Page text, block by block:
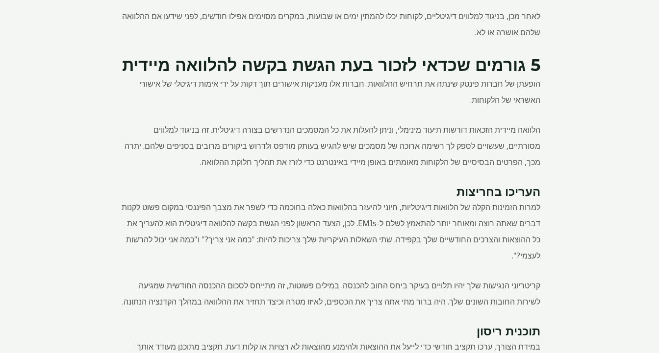
לאחר מכן, בניגוד למלווים דיגיטליים, לקוחות יכלו להמתין ימים או שבועות, במקרים מסוימים אפילו חודשים, לפני שידעו אם ההלוואה
שלהם אושרה או לא.
5 גורמים שכדאי לזכור בעת הגשת בקשה להלוואה מיידית
הופעתן של חברות פינטק שינתה את תרחיש ההלוואות. חברות אלו מעניקות אישורים תוך דקות על ידי אימות דיגיטלי של אישורי
האשראי של הלקוחות.
הלוואה מיידית הזכאות דורשות תיעוד מינימלי, וניתן להעלות את כל המסמכים הנדרשים בצורה דיגיטלית. זה בניגוד למלווים
מסורתיים, שעשויים לספק לך רשימה ארוכה של מסמכים שיש להגיש בעותק מודפס ולדרוש ביקורים מרובים בסניפים שלהם. יתרה
מכך, הפרטים הבסיסיים של הלקוחות מאומתים באופן מיידי באינטרנט כדי לזרז את תהליך חלוקת ההלוואה.
העריכו בחריצות
למרות הזמינות הקלה של הלוואות דיגיטליות, חיוני להיעזר בהלוואות כאלה בחוכמה כדי לשפר את מצבך הפיננסי במקום פשוט לקנות
דברים שאתה רוצה ומאוחר יותר להתאמץ לשלם ל-EMIs. לכן, הצעד הראשון לפני הגשת בקשה להלוואה דיגיטלית הוא להעריך את
כל ההוצאות והצרכים החודשיים שלך בקפידה. שתי השאלות העיקריות שלך צריכות להיות: "כמה אני צריך?" ו"כמה אני יכול להרשות
לעצמי?".
קריטריוני הנגישות שלך יהיו תלויים בעיקר ביחס החוב להכנסה. במילים פשוטות, זה מתייחס לסכום ההכנסה החודשית שמגיעה
לשירות החובות השונים שלך. היה ברור מתי אתה צריך את הכספים, לאיזו מטרה וכיצד תחזיר את ההלוואה במהלך הקדנציה הנתונה.
תוכנית ריסון
במידת הצורך, ערכו תקציב חודשי כדי לייעל את ההוצאות ולהימנע מהוצאות לא רצויות או קלות דעת. תקציב מתוכנן מעודד אותך